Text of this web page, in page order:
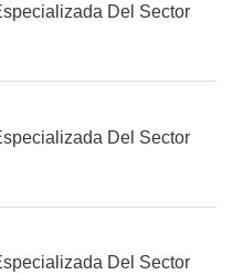
Del Sector
Del Sector
Del Sector